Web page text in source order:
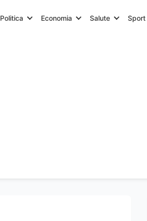
Politica Economia Salute Sport